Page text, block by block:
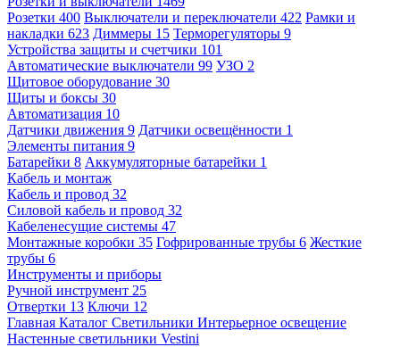
Розетки 400 Выключатели и переключатели 422 Рамки и
накладки 623 Диммеры 15 Терморегуляторы 9
Устройства защиты и счетчики 101
Автоматические выключатели 99 УЗО 2
Щитовое оборудование 30
Щиты и боксы 30
Автоматизация 10
Датчики движения 9 Датчики освещённости 1
Элементы питания 9
Батарейки 8 Аккумуляторные батарейки 1
Кабель и монтаж
Кабель и провод 32
Силовой кабель и провод 32
Кабеленесущие системы 47
Монтажные коробки 35 Гофрированные трубы 6 Жесткие
трубы 6
Инструменты и приборы
Ручной инструмент 25
Отвертки 13 Ключи 12
Главная Каталог Светильники Интерьерное освещение
Настенные светильники Vestini